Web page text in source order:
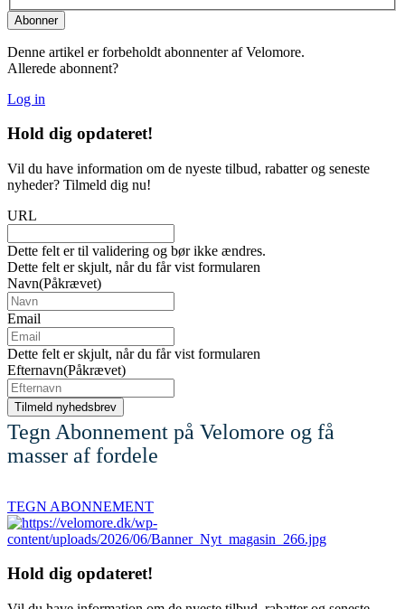
Denne artikel er forbeholdt abonnenter af Velomore.
Allerede abonnent?
Log in
Hold dig opdateret!
Vil du have information om de nyeste tilbud, rabatter og seneste
nyheder? Tilmeld dig nu!
URL
Dette felt er til validering og bør ikke ændres.
Dette felt er skjult, når du får vist formularen
Navn(Påkrævet)
Email
Dette felt er skjult, når du får vist formularen
Efternavn(Påkrævet)
Tegn Abonnement på Velomore og få
masser af fordele
TEGN ABONNEMENT
Hold dig opdateret!